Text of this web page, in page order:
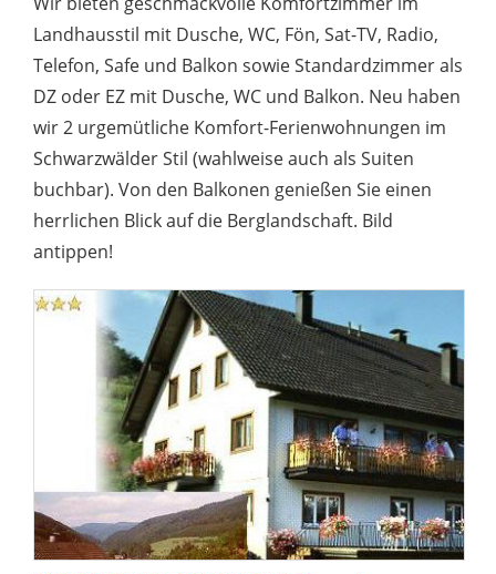
Landhausstil mit Dusche, WC, Fön, Sat-TV, Radio,
Telefon, Safe und Balkon sowie Standardzimmer als
DZ oder EZ mit Dusche, WC und Balkon. Neu haben
wir 2 urgemütliche Komfort-Ferienwohnungen im
Schwarzwälder Stil (wahlweise auch als Suiten
buchbar). Von den Balkonen genießen Sie einen
herrlichen Blick auf die Berglandschaft. Bild
antippen!